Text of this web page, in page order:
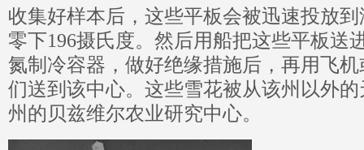
收集好样本后，这些平板会被迅速投放
零下196摄氏度。然后用船把这些平板送
氮制冷容器，做好绝缘措施后，再用飞
们送到该中心。这些雪花被从该州以外
州的贝兹维尔农业研究中心。